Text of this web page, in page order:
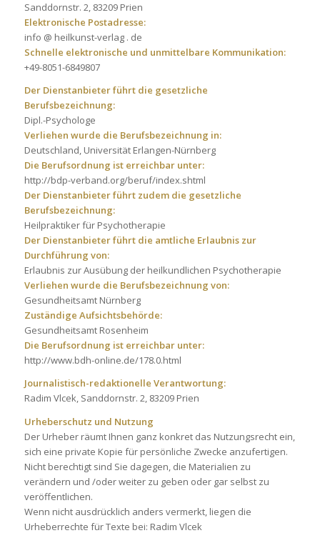
Sanddornstr. 2, 83209 Prien
Elektronische Postadresse:
info @ heilkunst-verlag . de
Schnelle elektronische und unmittelbare Kommunikation:
+49-8051-6849807
Der Dienstanbieter führt die gesetzliche
Berufsbezeichnung:
Dipl.-Psychologe
Verliehen wurde die Berufsbezeichnung in:
Deutschland, Universität Erlangen-Nürnberg
Die Berufsordnung ist erreichbar unter:
http://bdp-verband.org/beruf/index.shtml
Der Dienstanbieter führt zudem die gesetzliche
Berufsbezeichnung:
Heilpraktiker für Psychotherapie
Der Dienstanbieter führt die amtliche Erlaubnis zur
Durchführung von:
Erlaubnis zur Ausübung der heilkundlichen Psychotherapie
Verliehen wurde die Berufsbezeichnung von:
Gesundheitsamt Nürnberg
Zuständige Aufsichtsbehörde:
Gesundheitsamt Rosenheim
Die Berufsordnung ist erreichbar unter:
http://www.bdh-online.de/178.0.html
Journalistisch-redaktionelle Verantwortung:
Radim Vlcek, Sanddornstr. 2, 83209 Prien
Urheberschutz und Nutzung
Der Urheber räumt Ihnen ganz konkret das Nutzungsrecht ein,
sich eine private Kopie für persönliche Zwecke anzufertigen.
Nicht berechtigt sind Sie dagegen, die Materialien zu
verändern und /oder weiter zu geben oder gar selbst zu
veröffentlichen.
Wenn nicht ausdrücklich anders vermerkt, liegen die
Urheberrechte für Texte bei: Radim Vlcek